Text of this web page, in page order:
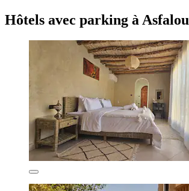
Hôtels avec parking à Asfalou